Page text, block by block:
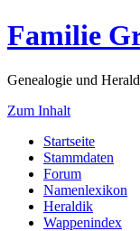
Familie
Genealogie und
Zum Inhalt
Startseite
Stammdaten
Forum
Namenlexikon
Heraldik
Wappenindex